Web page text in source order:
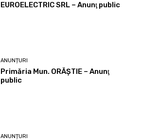
EUROELECTRIC SRL – Anunţ public
ANUNȚURI
Primăria Mun. ORĂȘTIE – Anunţ
public
ANUNȚURI